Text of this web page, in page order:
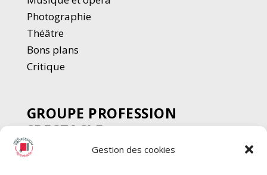
Gestion des cookies
Photographie
Théâtre
Bons plans
Critique
GROUPE PROFESSION
SPECTACLE
Chèque Intermittents